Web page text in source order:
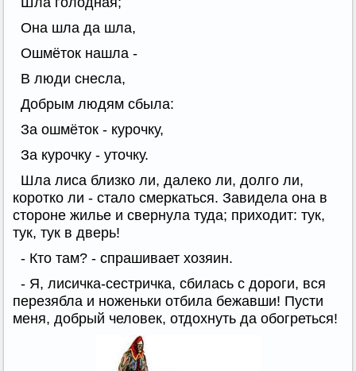
Она шла да шла,
Ошмёток нашла -
В люди снесла,
Добрым людям сбыла:
За ошмёток - курочку,
За курочку - уточку.
Шла лиса близко ли, далеко ли, долго ли,
коротко ли - стало смеркаться. Завидела она в
стороне жилье и свернула туда; приходит: тук,
тук, тук в дверь!
- Кто там? - спрашивает хозяин.
- Я, лисичка-сестричка, сбилась с дороги, вся
перезябла и ноженьки отбила бежавши! Пусти
меня, добрый человек, отдохнуть да обогреться!